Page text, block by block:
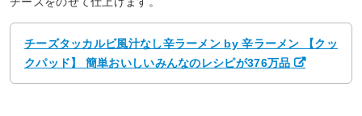
チーズタッカルビ風汁なし辛ラーメン by 辛ラーメン 【クッ
クパッド】 簡単おいしいみんなのレシピが376万品